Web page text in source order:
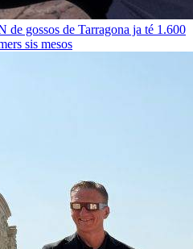
de gossos de Tarragona ja té 1.600
sis mesos